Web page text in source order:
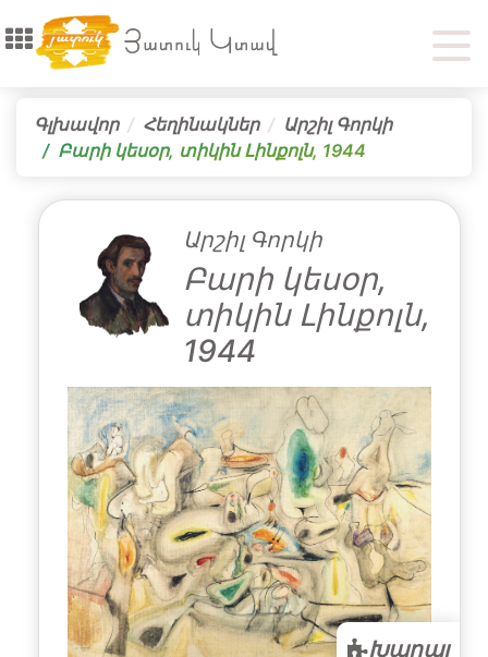
Գլխավոր Հեղինակներ
Արշիլ Գորկի
Բարի կեսօր, տիկին Լինքոլն, 1944
Արշիլ Գորկի
Բարի կեսօր,
տիկին Լինքոլն,
1944
Խաղալ